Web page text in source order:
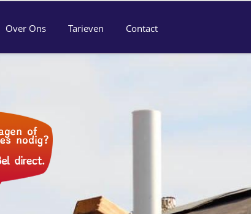
Over Ons Tarieven Contact